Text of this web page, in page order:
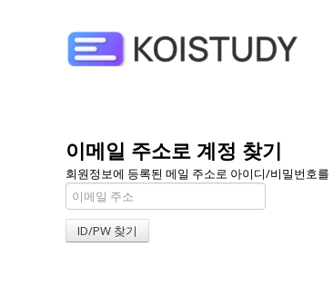
이메일 주소로 계정 찾기
회원정보에 등록된 메일 주소로 아이디/비밀번호